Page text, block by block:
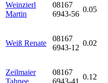
Weinzierl
Martin
08167
6943-56
0.05
Weiß Renate
08167
6943-12
0.02
Zeilmaier
08167
0.12